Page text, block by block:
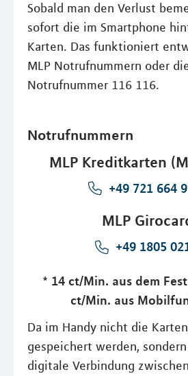
Sobald man den Verlust
sofort die im Smartphone
Karten. Das funktioniert
MLP Notrufnummern oder
Notrufnummer 116 116.
Notrufnummern
MLP Kreditkarten
+49 721 664
MLP
+49 1805
* 14 ct/Min. aus dem
ct/Min. aus
Da im Handy nicht die
gespeichert werden,
digitale Verbindung